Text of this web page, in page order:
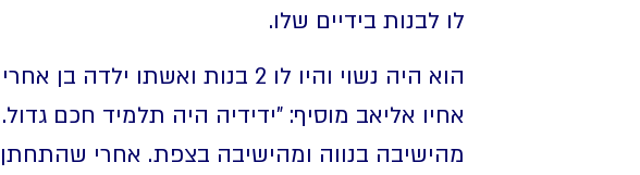
לו לבנות בידיים שלו.
הוא היה נשוי והיו לו 2 בנות ואשתו ילדה בן אחרי שנהרג.
אחיו אליאב מוסיף: "ידידיה היה תלמיד חכם
מהישיבה בנווה ומהישיבה בצפת. אחרי